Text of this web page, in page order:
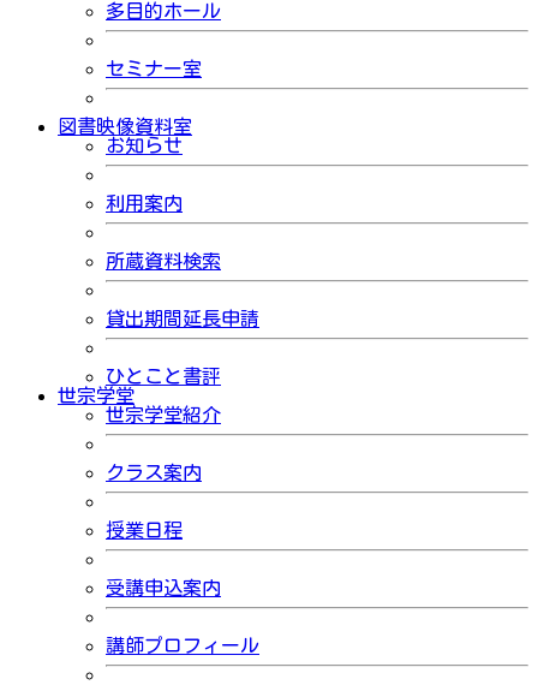
多目的ホール
セミナー室
図書映像資料室
お知らせ
利用案内
所蔵資料検索
貸出期間延長申請
ひとこと書評
世宗学堂
世宗学堂紹介
クラス案内
授業日程
受講申込案内
講師プロフィール